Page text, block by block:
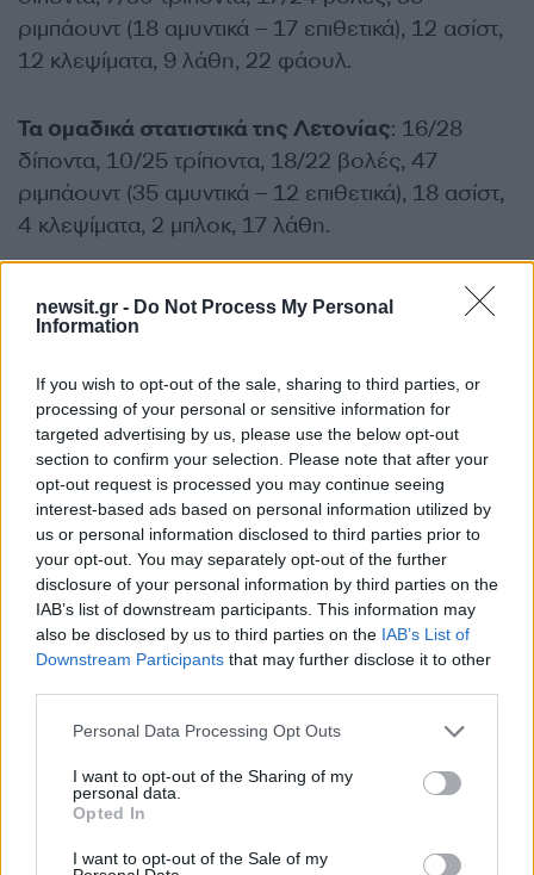
newsit.gr - Do Not Process My Personal
Information
If you wish to opt-out of the sale, sharing to third parties, or
processing of your personal or sensitive information for
targeted advertising by us, please use the below opt-out
section to confirm your selection. Please note that after your
opt-out request is processed you may continue seeing
interest-based ads based on personal information utilized by
us or personal information disclosed to third parties prior to
your opt-out. You may separately opt-out of the further
disclosure of your personal information by third parties on the
IAB’s list of downstream participants. This information may
also be disclosed by us to third parties on the IAB’s List of
Downstream Participants that may further disclose it to other
Please note that this website/app uses one or more Google
not limited to your visit or usage behaviour. You may click to
grant or deny consent to Google and its third-party tags to
use your data for below specified purposes in below Google
consent section.
Personal Data Processing Opt Outs
I want to opt-out of the Sharing of my
personal data.
Opted In
I want to opt-out of the Sale of my
ριμπάουντ (18 αμυντικά – 17 επιθετικά), 12 ασίστ,
12 κλεψίματα, 9 λάθη, 22 φάουλ.
Τα ομαδικά στατιστικά της Λετονίας: 16/28
δίποντα, 10/25 τρίποντα, 18/22 βολές, 47
ριμπάουντ (35 αμυντικά – 12 επιθετικά), 18 ασίστ,
4 κλεψίματα, 2 μπλοκ, 17 λάθη.
ΔΙΑΦΗΜΙΣΗ
Αν τα χάσατε